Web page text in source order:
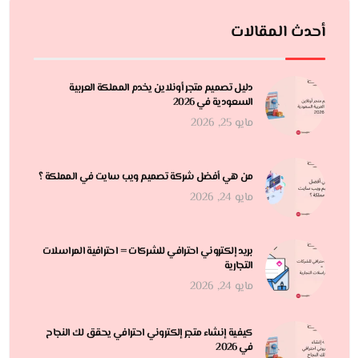
أحدث المقالات
دليل تصميم متجر أونلاين يخدم المملكة العربية
السعودية في 2026
مايو 25, 2026
من هي أفضل شركة تصميم ويب سايت في المملكة ؟
مايو 24, 2026
بريد إلكتروني احترافي للشركات = احترافية المراسلات
التجارية
مايو 24, 2026
كيفية إنشاء متجر إلكتروني احترافي يحقق لك النجاح
في 2026